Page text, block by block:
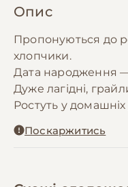
Опис
Пропонуються до
хлопчики.
Дата народження
Дуже лагідні,
Ростуть у
лотка та самостійно
Поскаржитись